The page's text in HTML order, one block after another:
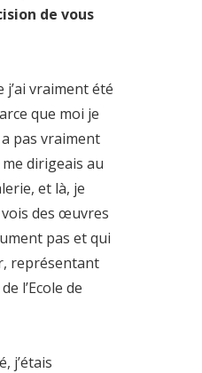
de vous
vraiment été
que moi je
pas vraiment
dirigeais au
et là, je
des œuvres
pas et qui
représentant
l’Ecole de
j’étais